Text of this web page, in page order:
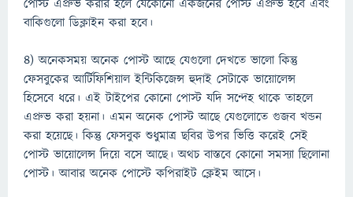
পোস্ট এপ্রুভ করার হলে যেকোনো একজনের পোস্ট এপ্রুভ হবে এবং
বাকিগুলো ডিক্লাইন করা হবে।
৪) অনেকসময় অনেক পোস্ট আছে যেগুলো দেখতে ভালো কিন্তু
ফেসবুকের আর্টিফিশিয়াল ইন্টিকিজেন্স হুদাই সেটাকে ভায়োলেন্স
হিসেবে ধরে। এই টাইপের কোনো পোস্ট যদি সন্দেহ থাকে তাহলে
এপ্রুভ করা হয়না। এমন অনেক পোস্ট আছে যেগুলোতে গুজব খন্ডন
করা হয়েছে। কিন্তু ফেসবুক শুধুমাত্র ছবির উপর ভিত্তি করেই সেই
পোস্ট ভায়োলেন্স দিয়ে বসে আছে। অথচ বাস্তবে কোনো সমস্যা ছিলোনা
পোস্ট। আবার অনেক পোস্টে কপিরাইট ক্লেইম আসে।